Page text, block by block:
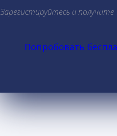
Зарегистируйтесь и
Попробовать